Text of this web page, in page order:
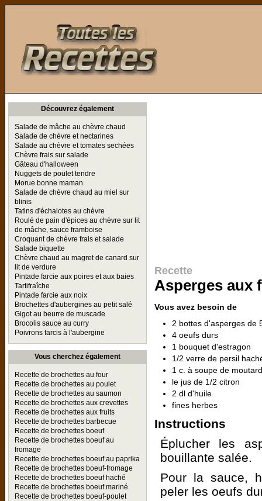
Découvrez également
Salade de mâche au chèvre chaud
Salade de chèvre et nectarines
Salade au chèvre et tomates sechées
Chèvre frais sur salade
Gâteau d'halloween
Nuggets de poulet tendre
Morue bonne maman
Salade de chèvre chaud au miel sur
blinis
Tatins d'échalotes au chèvre
Roulé de pain d'épices au chèvre sur lit
de mâche, sauce framboise
Croquant de chèvre frais et salade
Salade biquette
Chèvre chaud au magret de canard sur
lit de verdure
Pintade farcie aux poires et aux baies
Tartifraîche
Pintade farcie aux noix
Brochettes d'aubergines au petit salé
Gigot au beurre de muscade
Brocolis sauce au curry
Poivrons farcis à l'aubergine
Vous cherchez également
Recette de brochettes au four
Recette de brochettes au poulet
Recette de brochettes au saumon
Recette de brochettes aux crevettes
Recette de brochettes aux fruits
Recette de brochettes barbecue
Recette de brochettes boeuf
Recette de brochettes boeuf au
fromage
Recette de brochettes boeuf au paprika
Recette de brochettes boeuf-fromage
Recette de brochettes boeuf haché
Recette de brochettes boeuf mariné
Recette de brochettes boeuf-poulet
Recette
Asperges aux
Vous avez besoin de
2 bottes d'asperges de
4 oeufs durs
1 bouquet d'estragon
1/2 verre de persil
1 c. à soupe de
le jus de 1/2 citron
2 dl d'huile
fines herbes
Instructions
Éplucher les
bouillante salée.
Pour la sauce,
peler les oeufs